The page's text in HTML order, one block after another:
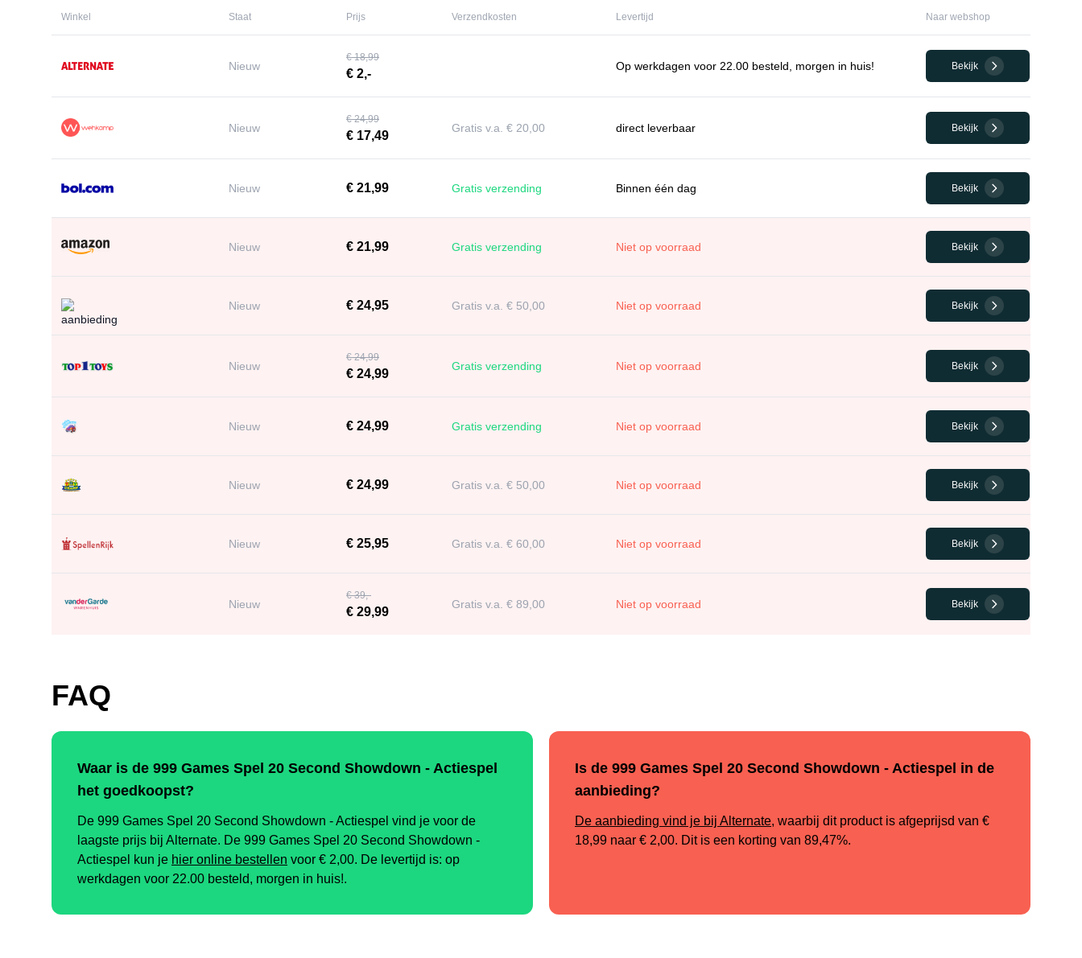
Winkel Staat Prijs Verzendkosten Levertijd Naar webshop
Nieuw
€ 18,99
€ 2,-
Op werkdagen voor 22.00 besteld, morgen in huis! Bekijk
Nieuw
€ 24,99
€ 17,49
Gratis v.a. € 20,00 direct leverbaar Bekijk
Nieuw € 21,99 Gratis verzending Binnen één dag Bekijk
Nieuw € 21,99 Gratis verzending Niet op voorraad Bekijk
Nieuw € 24,95 Gratis v.a. € 50,00 Niet op voorraad Bekijk
Nieuw
€ 24,99
€ 24,99
Gratis verzending Niet op voorraad Bekijk
Nieuw € 24,99 Gratis verzending Niet op voorraad Bekijk
Nieuw € 24,99 Gratis v.a. € 50,00 Niet op voorraad Bekijk
Nieuw € 25,95 Gratis v.a. € 60,00 Niet op voorraad Bekijk
Nieuw
€ 39,-
€ 29,99
Gratis v.a. € 89,00 Niet op voorraad Bekijk
FAQ
Waar is de 999 Games Spel 20 Second Showdown - Actiespel
het goedkoopst?
De 999 Games Spel 20 Second Showdown - Actiespel vind je voor de
laagste prijs bij Alternate. De 999 Games Spel 20 Second Showdown -
Actiespel kun je hier online bestellen voor € 2,00. De levertijd is: op
werkdagen voor 22.00 besteld, morgen in huis!.
Is de 999 Games Spel 20 Second Showdown - Actiespel in de
aanbieding?
De aanbieding vind je bij Alternate, waarbij dit product is afgeprijsd van €
18,99 naar € 2,00. Dit is een korting van 89,47%.